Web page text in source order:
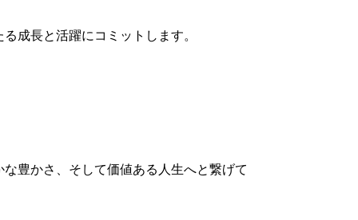
成長と活躍にコミットします。
豊かさ、そして価値ある人生へと繋げて